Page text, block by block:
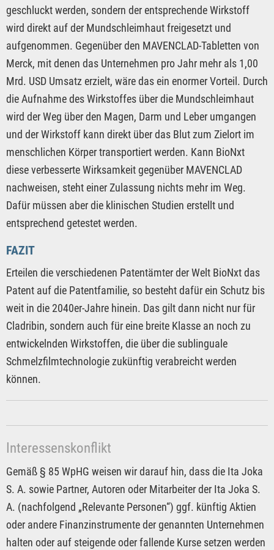
geschluckt werden, sondern der entsprechende Wirkstoff
wird direkt auf der Mundschleimhaut freigesetzt und
aufgenommen. Gegenüber den MAVENCLAD-Tabletten von
Merck, mit denen das Unternehmen pro Jahr mehr als 1,00
Mrd. USD Umsatz erzielt, wäre das ein enormer Vorteil. Durch
die Aufnahme des Wirkstoffes über die Mundschleimhaut
wird der Weg über den Magen, Darm und Leber umgangen
und der Wirkstoff kann direkt über das Blut zum Zielort im
menschlichen Körper transportiert werden. Kann BioNxt
diese verbesserte Wirksamkeit gegenüber MAVENCLAD
nachweisen, steht einer Zulassung nichts mehr im Weg.
Dafür müssen aber die klinischen Studien erstellt und
entsprechend getestet werden.
FAZIT
Erteilen die verschiedenen Patentämter der Welt BioNxt das
Patent auf die Patentfamilie, so besteht dafür ein Schutz bis
weit in die 2040er-Jahre hinein. Das gilt dann nicht nur für
Cladribin, sondern auch für eine breite Klasse an noch zu
entwickelnden Wirkstoffen, die über die sublinguale
Schmelzfilmtechnologie zukünftig verabreicht werden
können.
Interessenskonflikt
Gemäß § 85 WpHG weisen wir darauf hin, dass die Ita Joka
S. A. sowie Partner, Autoren oder Mitarbeiter der Ita Joka S.
A. (nachfolgend „Relevante Personen“) ggf. künftig Aktien
oder andere Finanzinstrumente der genannten Unternehmen
halten oder auf steigende oder fallende Kurse setzen werden